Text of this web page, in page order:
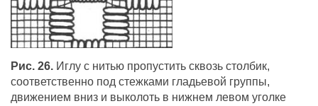
Рис. 26. Иглу с нитью пропустить сквозь столбик,
соответственно под стежками гладьевой группы,
движением вниз и выколоть в нижнем левом уголке